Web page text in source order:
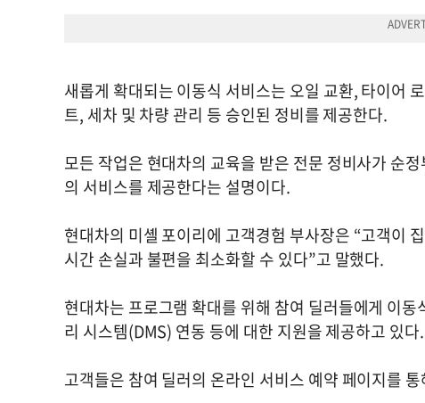
새롭게 확대되는 이동식 서비스는 오일 교환, 타이어
트, 세차 및 차량 관리 등 승인된 정비를 제공한다.
모든 작업은 현대차의 교육을 받은 전문 정비사가 순
의 서비스를 제공한다는 설명이다.
현대차의 미셸 포이리에 고객경험 부사장은 “고객이
시간 손실과 불편을 최소화할 수 있다”고 말했다.
현대차는 프로그램 확대를 위해 참여 딜러들에게 이
리 시스템(DMS) 연동 등에 대한 지원을 제공하고 있다.
고객들은 참여 딜러의 온라인 서비스 예약 페이지를